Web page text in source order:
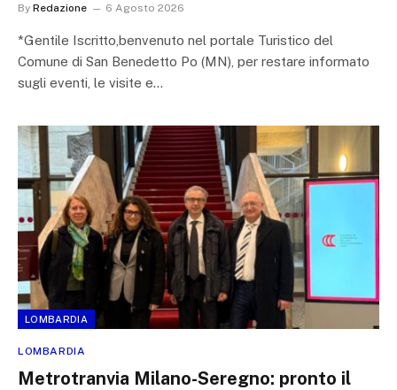
By Redazione 6 Agosto 2026
*Gentile Iscritto,benvenuto nel portale Turistico del
Comune di San Benedetto Po (MN), per restare informato
sugli eventi, le visite e…
LOMBARDIA
LOMBARDIA
Metrotranvia Milano-Seregno: pronto il